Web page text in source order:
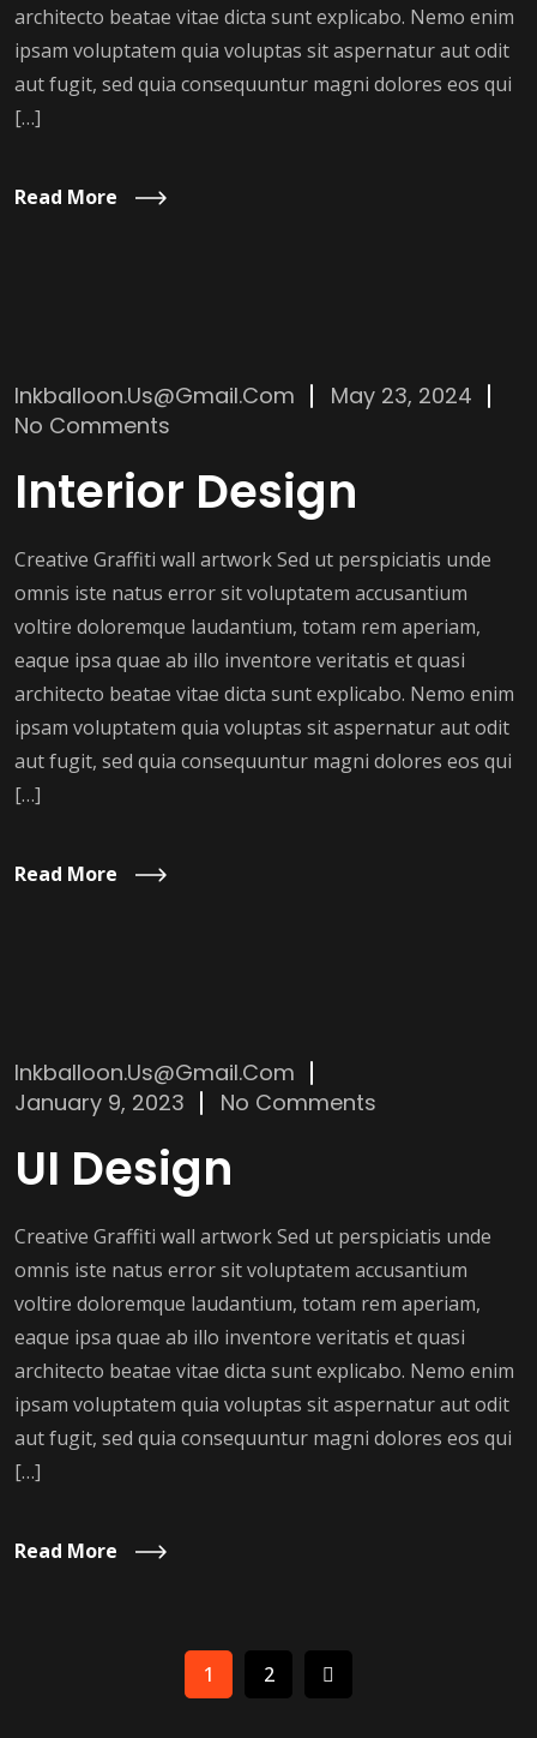
architecto beatae vitae dicta sunt explicabo. Nemo enim
ipsam voluptatem quia voluptas sit aspernatur aut odit
aut fugit, sed quia consequuntur magni dolores eos qui
[…]
Read More
Inkballoon.us@gmail.com
May 23, 2024
No Comments
Interior Design
Creative Graffiti wall artwork Sed ut perspiciatis unde
omnis iste natus error sit voluptatem accusantium
voltire doloremque laudantium, totam rem aperiam,
eaque ipsa quae ab illo inventore veritatis et quasi
architecto beatae vitae dicta sunt explicabo. Nemo enim
ipsam voluptatem quia voluptas sit aspernatur aut odit
aut fugit, sed quia consequuntur magni dolores eos qui
[…]
Read More
Inkballoon.us@gmail.com
January 9, 2023
No Comments
UI Design
Creative Graffiti wall artwork Sed ut perspiciatis unde
omnis iste natus error sit voluptatem accusantium
voltire doloremque laudantium, totam rem aperiam,
eaque ipsa quae ab illo inventore veritatis et quasi
architecto beatae vitae dicta sunt explicabo. Nemo enim
ipsam voluptatem quia voluptas sit aspernatur aut odit
aut fugit, sed quia consequuntur magni dolores eos qui
[…]
Read More
1 2